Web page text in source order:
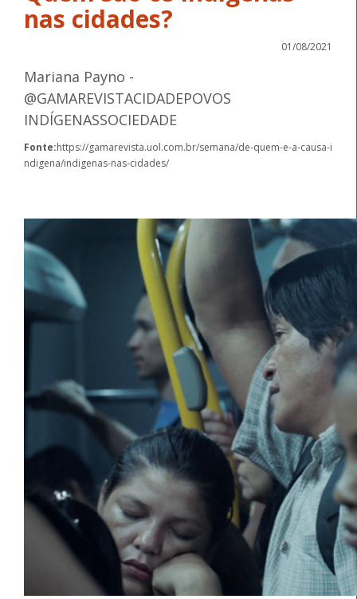
nas cidades?
01/08/2021
Mariana Payno -
@GAMAREVISTACIDADEPOVOS
INDÍGENASSOCIEDADE
Fonte:https://gamarevista.uol.com.br/semana/de-quem-e-a-causa-i
ndigena/indigenas-nas-cidades/